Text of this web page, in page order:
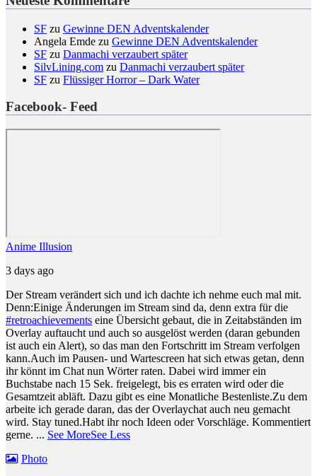
SF zu Gewinne DEN Adventskalender
Angela Emde zu Gewinne DEN Adventskalender
SF zu Danmachi verzaubert später
SilvLining.com zu Danmachi verzaubert später
SF zu Flüssiger Horror – Dark Water
Facebook- Feed
Anime Illusion
3 days ago
Der Stream verändert sich und ich dachte ich nehme euch mal mit.
Denn:Einige Änderungen im Stream sind da, denn extra für die
#retroachievements eine Übersicht gebaut, die in Zeitabständen im
Overlay auftaucht und auch so ausgelöst werden (daran gebunden
ist auch ein Alert), so das man den Fortschritt im Stream verfolgen
kann.Auch im Pausen- und Wartescreen hat sich etwas getan, denn
ihr könnt im Chat nun Wörter raten. Dabei wird immer ein
Buchstabe nach 15 Sek. freigelegt, bis es erraten wird oder die
Gesamtzeit abläft. Dazu gibt es eine Monatliche Bestenliste.Zu dem
arbeite ich gerade daran, das der Overlaychat auch neu gemacht
wird. Stay tuned.Habt ihr noch Ideen oder Vorschläge. Kommentiert
gerne. ... See MoreSee Less
Photo